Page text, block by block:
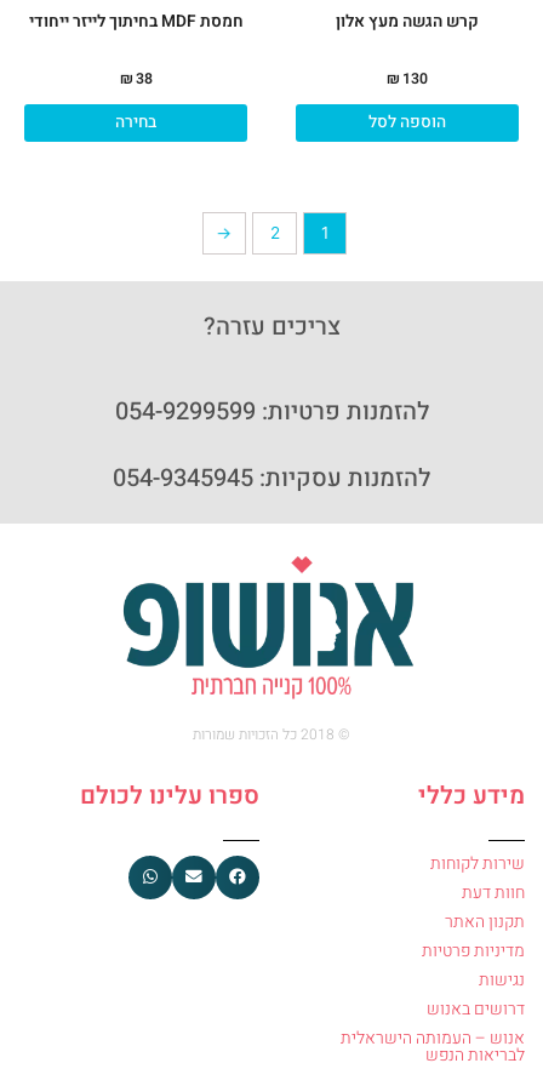
קרש הגשה מעץ אלון
₪ 130
הוספה לסל
חמסת MDF בחיתוך לייזר ייחודי
₪38
בחירה
1
2
←
צריכים עזרה?
להזמנות פרטיות: 054-9299599
להזמנות עסקיות: 054-9345945
© 2018 כל הזכויות שמורות
מידע כללי
שירות לקוחות
חוות דעת
תקנון האתר
מדיניות פרטיות
נגישות
דרושים באנוש
אנוש – העמותה הישראלית
לבריאות הנפש
ספרו עלינו לכולם